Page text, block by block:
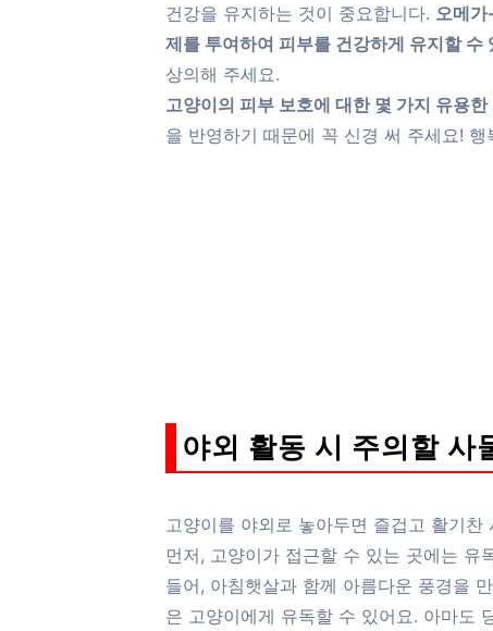
건강을 유지하는 것이 중요합니다. 오메
제를 투여하여 피부를 건강하게 유지할 수
상의해 주세요.
고양이의 피부 보호에 대한 몇 가지 유용
을 반영하기 때문에 꼭 신경 써 주세요!
야외 활동 시 주의할 사
고양이를 야외로 놓아두면 즐겁고 활기
먼저, 고양이가 접근할 수 있는 곳에는 유
들어, 아침햇살과 함께 아름다운 풍경을
은 고양이에게 유독할 수 있어요. 아마도